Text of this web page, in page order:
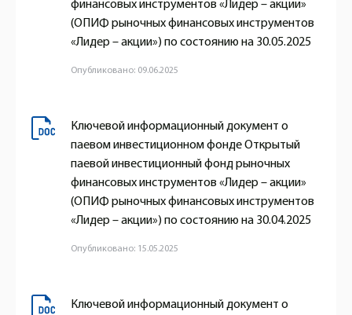
финансовых инструментов «Лидер – акции»
(ОПИФ рыночных финансовых инструментов
«Лидер – акции») по состоянию на 30.05.2025
Опубликовано: 09.06.2025
Ключевой информационный документ о
паевом инвестиционном фонде Открытый
паевой инвестиционный фонд рыночных
финансовых инструментов «Лидер – акции»
(ОПИФ рыночных финансовых инструментов
«Лидер – акции») по состоянию на 30.04.2025
Опубликовано: 15.05.2025
Ключевой информационный документ о